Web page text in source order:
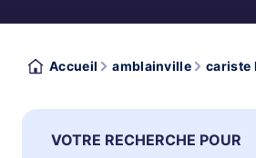
Accueil amblainville cariste
VOTRE RECHERCHE POUR